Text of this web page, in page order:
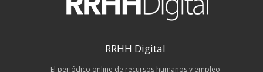
RRHH Digital
El periódico online de recursos humanos y empleo